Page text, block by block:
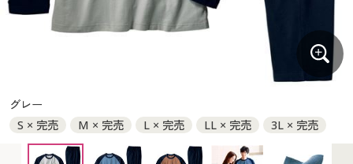
大きいサイズ レディース下着
大きいサイズ 事務・制服
シークレットセール
商品カテゴリ一覧
カタログ・チラシからのご注文
デジタルカタログ
大きいサイズ メンズ
カタログ
カタログ無料プレゼント
グレー
S × 完売
M × 完売 L × 完売 LL × 完売 3L × 完売